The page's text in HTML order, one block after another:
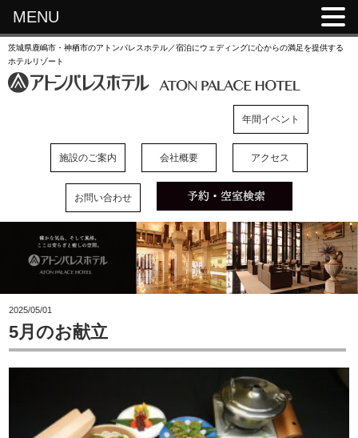
茨城県鹿嶋市・神栖市のアトンパレスホテル／宿泊にウェディングに心からの満足を提供する
ホテルリゾート
年間イベント
施設のご案内 会社概要 アクセス
お問い合わせ
2025/05/01
5月のお献立
MENU